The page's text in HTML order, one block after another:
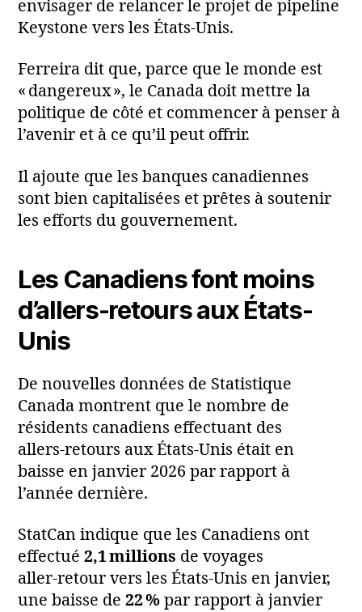
envisager de relancer le projet de pipeline
Keystone vers les États‑Unis.
Ferreira dit que, parce que le monde est
« dangereux », le Canada doit mettre la
politique de côté et commencer à penser à
l’avenir et à ce qu’il peut offrir.
Il ajoute que les banques canadiennes
sont bien capitalisées et prêtes à soutenir
les efforts du gouvernement.
Les Canadiens font moins
d’allers-retours aux États-
Unis
De nouvelles données de Statistique
Canada montrent que le nombre de
résidents canadiens effectuant des
allers‑retours aux États‑Unis était en
baisse en janvier 2026 par rapport à
l’année dernière.
StatCan indique que les Canadiens ont
effectué 2,1 millions de voyages
aller‑retour vers les États‑Unis en janvier,
une baisse de 22 % par rapport à janvier